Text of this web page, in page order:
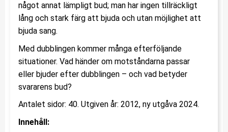
något annat lämpligt bud; man har ingen tillräckligt
lång och stark färg att bjuda och utan möjlighet att
bjuda sang.
Med dubblingen kommer många efterföljande
situationer. Vad händer om motståndarna passar
eller bjuder efter dubblingen – och vad betyder
svararens bud?
Antalet sidor: 40. Utgiven år: 2012, ny utgåva 2024.
Innehåll: